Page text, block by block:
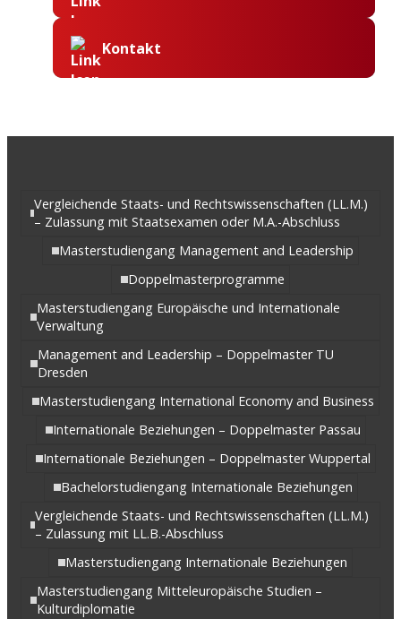
Kontakt
Vergleichende Staats- und Rechtswissenschaften (LL.M.)
– Zulassung mit Staatsexamen oder M.A.-Abschluss
Masterstudiengang Management and Leadership
Doppelmasterprogramme
Masterstudiengang Europäische und Internationale
Verwaltung
Management and Leadership – Doppelmaster TU
Dresden
Masterstudiengang International Economy and Business
Internationale Beziehungen – Doppelmaster Passau
Internationale Beziehungen – Doppelmaster Wuppertal
Bachelorstudiengang Internationale Beziehungen
Vergleichende Staats- und Rechtswissenschaften (LL.M.)
– Zulassung mit LL.B.-Abschluss
Masterstudiengang Internationale Beziehungen
Masterstudiengang Mitteleuropäische Studien –
Kulturdiplomatie